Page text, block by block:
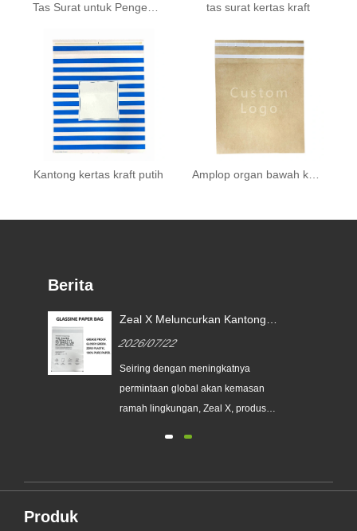
Tas Surat untuk Pengemasan tas surat kertas kraft
Kantong kertas kraft putih
Berita
Zeal X Meluncurkan Kantong
Membantu Merek Global
Menggantikan Kemasan Plastik
Sekali Pakai
2026/07/22
Seiring dengan meningkatnya
permintaan global akan kemasan
ramah lingkungan, Zeal X, produsen
Kaca Kustom yang telah
Produk